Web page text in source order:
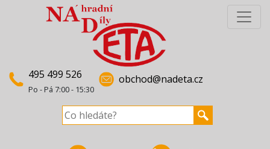
495 499 526
Po - Pá 7:00 - 15:30
obchod@nadeta.cz